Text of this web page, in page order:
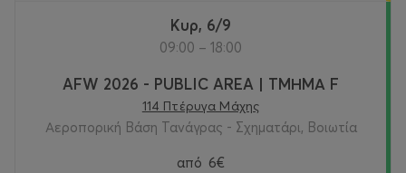
Κυρ, 6/9
09:00 – 18:00
AFW 2026 - PUBLIC AREA | ΤΜΗΜΑ F
114 Πτέρυγα Μάχης
Αεροπορική Βάση Τανάγρας - Σχηματάρι, Βοιωτία
από 6€